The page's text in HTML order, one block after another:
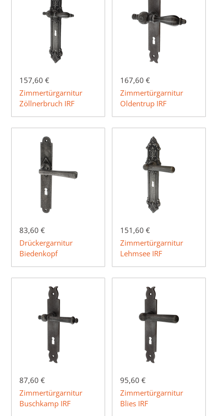
157,60 €
Zimmertürgarnitur
Zöllnerbruch IRF
167,60 €
Zimmertürgarnitur
Oldentrup IRF
83,60 €
Drückergarnitur
Biedenkopf
151,60 €
Zimmertürgarnitur
Lehmsee IRF
87,60 €
Zimmertürgarnitur
Buschkamp IRF
95,60 €
Zimmertürgarnitur
Blies IRF